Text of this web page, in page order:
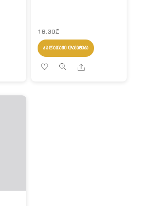
18,30₾
ᲙᲐᲚᲐᲗᲐᲨᲘ ᲓᲐᲛᲐᲢᲔᲑᲐ
Share